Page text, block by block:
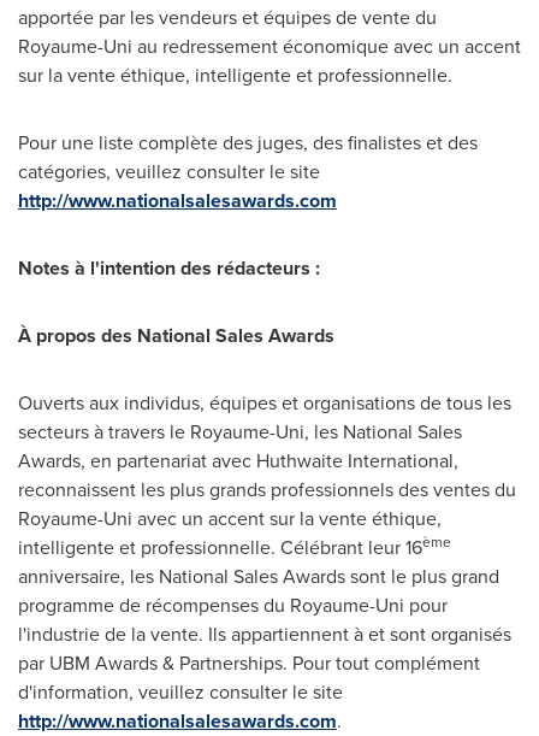
apportée par les vendeurs et équipes de vente du
Royaume-Uni au redressement économique avec un accent
sur la vente éthique, intelligente et professionnelle.
Pour une liste complète des juges, des finalistes et des
catégories, veuillez consulter le site
http://www.nationalsalesawards.com
Notes à l'intention des rédacteurs :
À propos des National Sales Awards
Ouverts aux individus, équipes et organisations de tous les
secteurs à travers le Royaume-Uni, les National Sales
Awards, en partenariat avec Huthwaite International,
reconnaissent les plus grands professionnels des ventes du
Royaume-Uni avec un accent sur la vente éthique,
intelligente et professionnelle. Célébrant leur 16ème
anniversaire, les National Sales Awards sont le plus grand
programme de récompenses du Royaume-Uni pour
l'industrie de la vente. Ils appartiennent à et sont organisés
par UBM Awards & Partnerships. Pour tout complément
d'information, veuillez consulter le site
http://www.nationalsalesawards.com.